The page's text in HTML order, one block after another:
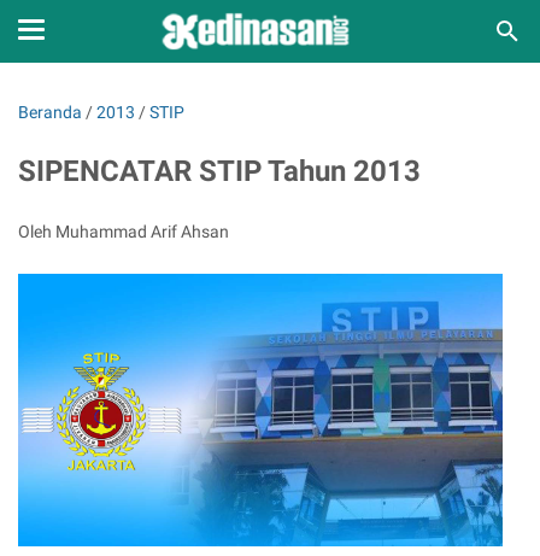
Beranda /2013 /STIP
SIPENCATAR STIP Tahun 2013
Oleh Muhammad Arif Ahsan